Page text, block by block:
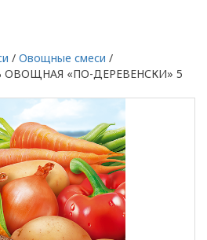
/ Овощные смеси /
«ПО-ДЕРЕВЕНСКИ» 5